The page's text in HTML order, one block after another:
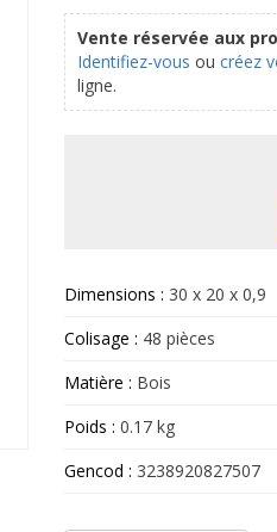
Vente réservée aux
Identifiez-vous ou créez
ligne.
Dimensions : 30 x 20 x 0,9
Colisage : 48 pièces
Matière : Bois
Poids : 0.17 kg
Gencod : 3238920827507